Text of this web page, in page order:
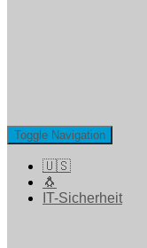
Toggle Navigation
🇺🇸
🐧
IT-Sicherheit